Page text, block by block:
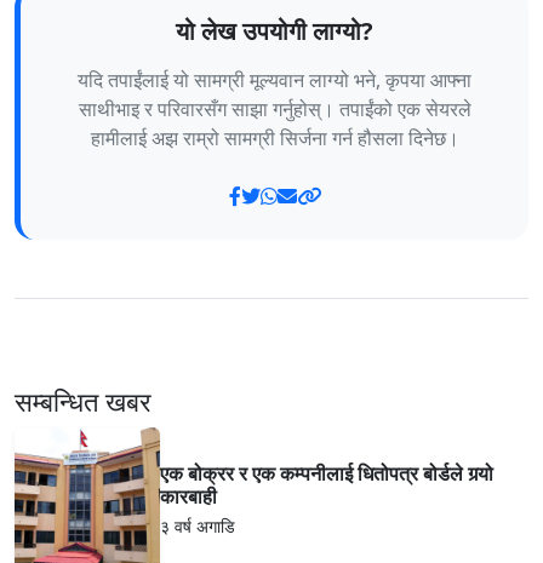
यो लेख उपयोगी लाग्यो?
यदि तपाईंलाई यो सामग्री मूल्यवान लाग्यो भने, कृपया आफ्ना
साथीभाइ र परिवारसँग साझा गर्नुहोस्। तपाईंको एक सेयरले
हामीलाई अझ राम्रो सामग्री सिर्जना गर्न हौसला दिनेछ।
सम्बन्धित खबर
एक बोक्रर र एक कम्पनीलाई धितोपत्र बोर्डले गर्‍यो
कारबाही
३ वर्ष अगाडि